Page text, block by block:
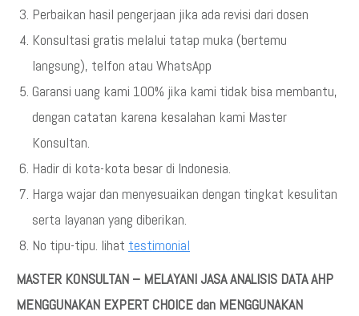
Perbaikan hasil pengerjaan jika ada revisi dari dosen
Konsultasi gratis melalui tatap muka (bertemu
langsung), telfon atau WhatsApp
Garansi uang kami 100% jika kami tidak bisa membantu,
dengan catatan karena kesalahan kami Master
Konsultan.
Hadir di kota-kota besar di Indonesia.
Harga wajar dan menyesuaikan dengan tingkat kesulitan
serta layanan yang diberikan.
No tipu-tipu. lihat testimonial
MASTER KONSULTAN – MELAYANI JASA ANALISIS DATA AHP
MENGGUNAKAN EXPERT CHOICE dan MENGGUNAKAN